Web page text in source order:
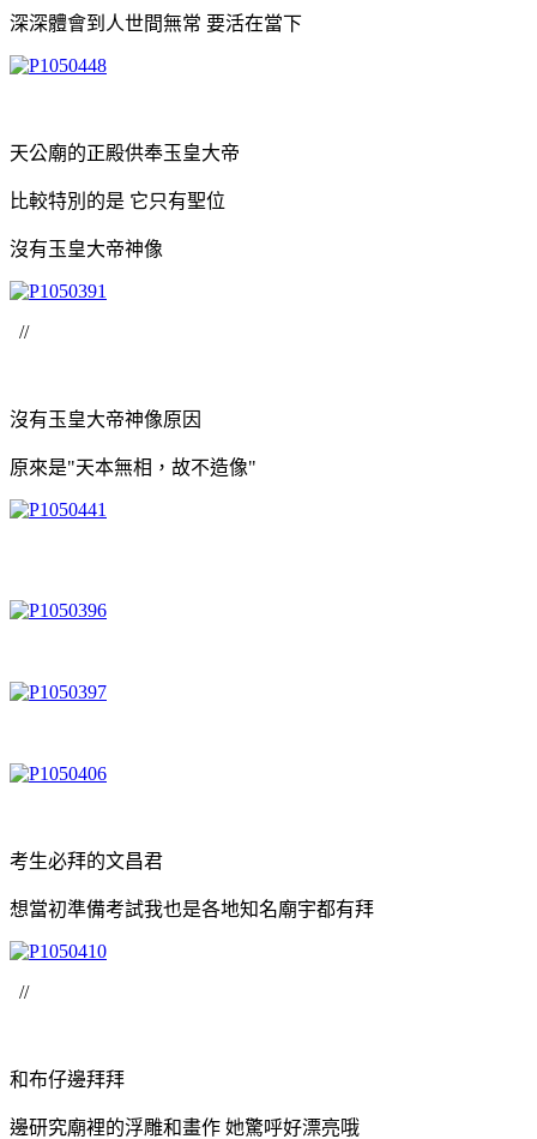
深深體會到人世間無常 要活在當下
天公廟的正殿供奉玉皇大帝
比較特別的是 它只有聖位
沒有玉皇大帝神像
//
沒有玉皇大帝神像原因
原來是"天本無相，故不造像"
考生必拜的文昌君
想當初準備考試我也是各地知名廟宇都有拜
//
和布仔邊拜拜
邊研究廟裡的浮雕和畫作 她驚呼好漂亮哦